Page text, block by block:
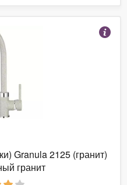
Granula 2125 (гранит)
гранит